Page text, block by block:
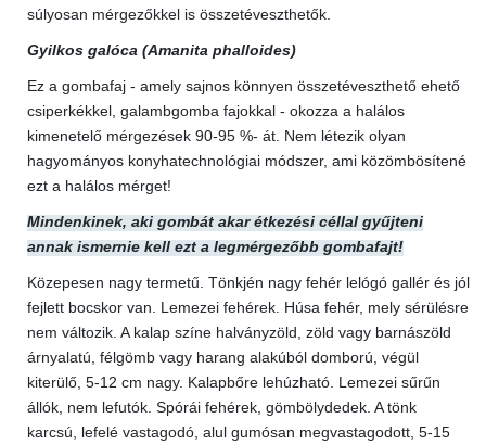
súlyosan mérgezőkkel is összetéveszthetők.
Gyilkos galóca (Amanita phalloides)
Ez a gombafaj - amely sajnos könnyen összetéveszthető ehető
csiperkékkel, galambgomba fajokkal - okozza a halálos
kimenetelő mérgezések 90-95 %- át. Nem létezik olyan
hagyományos konyhatechnológiai módszer, ami közömbösítené
ezt a halálos mérget!
Mindenkinek, aki gombát akar étkezési céllal gyűjteni
annak ismernie kell ezt a legmérgezőbb gombafajt!
Közepesen nagy termetű. Tönkjén nagy fehér lelógó gallér és jól
fejlett bocskor van. Lemezei fehérek. Húsa fehér, mely sérülésre
nem változik. A kalap színe halványzöld, zöld vagy barnászöld
árnyalatú, félgömb vagy harang alakúból domború, végül
kiterülő, 5-12 cm nagy. Kalapbőre lehúzható. Lemezei sűrűn
állók, nem lefutók. Spórái fehérek, gömbölydedek. A tönk
karcsú, lefelé vastagodó, alul gumósan megvastagodott, 5-15